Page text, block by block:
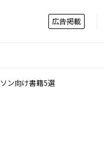
広告掲載
ン向け書籍5選